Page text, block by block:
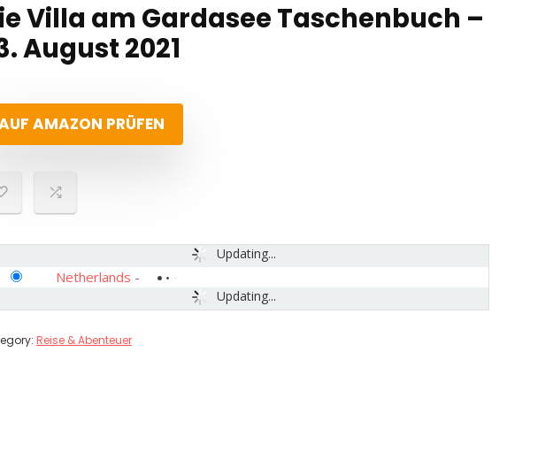
Villa am Gardasee Taschenbuch –
August 2021
AMAZON PRÜFEN
Updating...
Updating...
Netherlands -
Reise & Abenteuer